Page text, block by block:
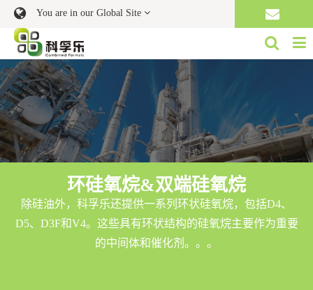
You are in our Global Site
环硅氧烷&双端硅氧烷
除硅油外，科孚乐还提供一系列环状硅氧烷，包括D4、
D5、D3F和V4。这些具有环状结构的硅氧烷主要作为重要
的中间体和催化剂。。。